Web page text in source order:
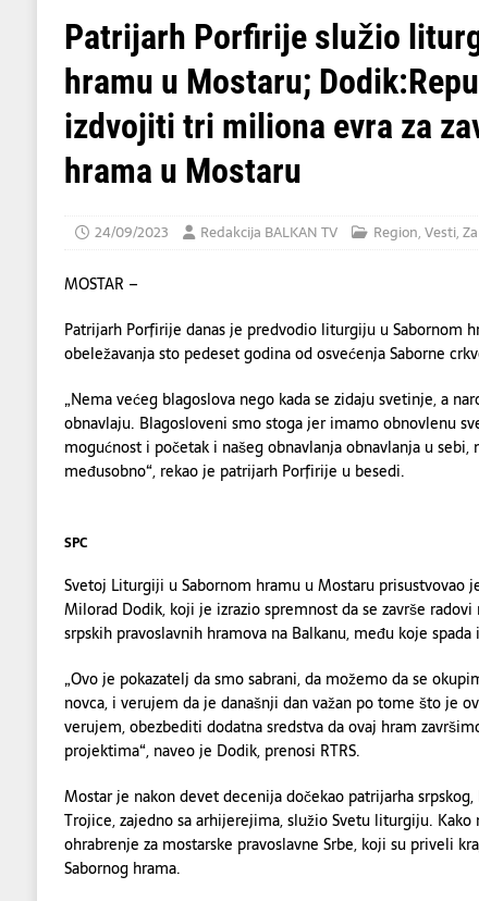
[ 07/08/2026 ] U napadu Huta na
[ 08/08/2026 ] Ambasada Kraljevine
marokansko-srpsko prijateljstvo!
Patrijarh Porfirije služio
hramu u Mostaru;
izdvojiti tri miliona evra za
hrama u Mostaru
24/09/2023 Redakcija BALKAN TV Region,Vesti,
MOSTAR –
Patrijarh Porfirije danas je predvodio liturgiju u Sabornom
obeležavanja sto pedeset godina od osvećenja Saborne
„Nema većeg blagoslova nego kada se zidaju svetinje, a
obnavlaju. Blagosloveni smo stoga jer imamo obnovlenu
mogućnost i početak i našeg obnavlanja obnavlanja u
međusobno“, rekao je patrijarh Porfirije u besedi.
SPC
Svetoj Liturgiji u Sabornom hramu u Mostaru prisustvovao
Milorad Dodik, koji je izrazio spremnost da se završe
srpskih pravoslavnih hramova na Balkanu, među koje
„Ovo je pokazatelj da smo sabrani, da možemo da se
novca, i verujem da je današnji dan važan po tome što je
verujem, obezbediti dodatna sredstva da ovaj hram
projektima“, naveo je Dodik, prenosi RTRS.
Mostar je nakon devet decenija dočekao patrijarha
Trojice, zajedno sa arhijerejima, služio Svetu liturgiju. Kako
ohrabrenje za mostarske pravoslavne Srbe, koji su priveli
Sabornog hrama.